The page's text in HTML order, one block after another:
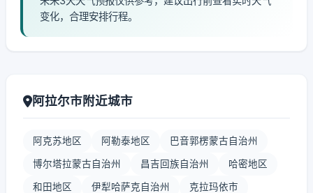
变化，合理安排行程。
阿拉尔市附近城市
阿克苏地区 阿勒泰地区 巴音郭楞蒙古自治州
博尔塔拉蒙古自治州 昌吉回族自治州 哈密地区
和田地区 伊犁哈萨克自治州 克拉玛依市